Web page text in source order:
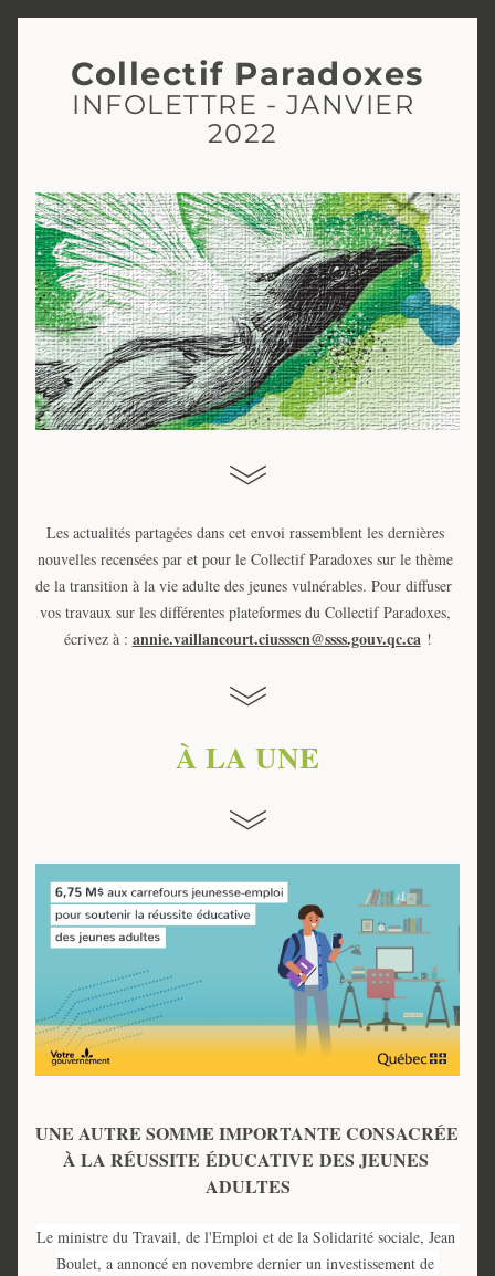
Collectif Paradoxes
INFOLETTRE - JANVIER
2022
Les actualités partagées dans cet envoi rassemblent les dernières
nouvelles recensées par et pour le Collectif Paradoxes sur le thème
de la transition à la vie adulte des jeunes vulnérables. Pour diffuser
vos travaux sur les différentes plateformes du Collectif Paradoxes,
écrivez à : annie.vaillancourt.ciussscn@ssss.gouv.qc.ca !
À LA UNE
UNE AUTRE SOMME IMPORTANTE CONSACRÉE
À LA RÉUSSITE ÉDUCATIVE DES JEUNES
ADULTES
Le ministre du Travail, de l'Emploi et de la Solidarité sociale, Jean
Boulet, a annoncé en novembre dernier un investissement de